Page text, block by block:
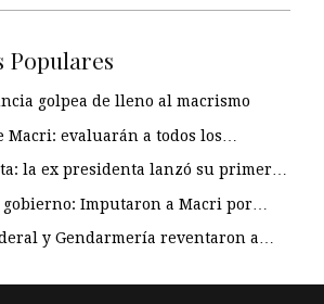
Populares
golpea de lleno al macrismo
Macri: evaluarán a todos los…
la ex presidenta lanzó su primer…
Imputaron a Macri por…
y Gendarmería reventaron a…